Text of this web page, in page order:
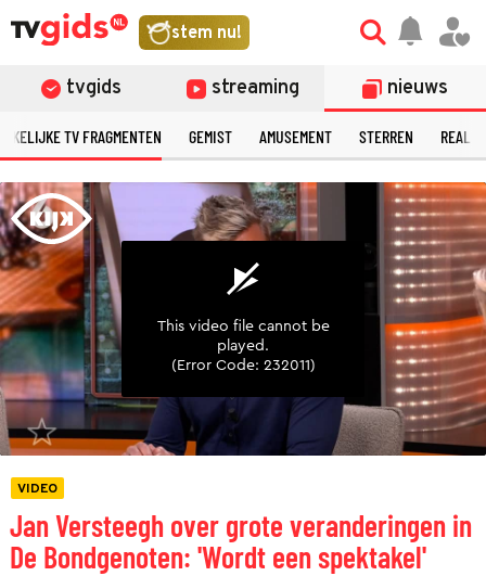
stem nu!
tvgids streaming nieuws
TV FRAGMENTEN GEMIST AMUSEMENT STERREN
©
VIDEO
Jan Versteegh over grote veranderingen in
De Bondgenoten: 'Wordt een spektakel'